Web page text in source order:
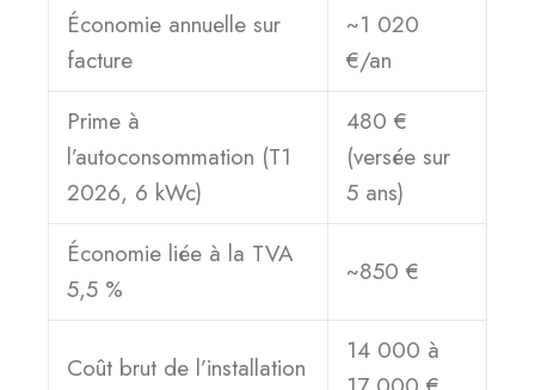
Économie annuelle sur
facture
~1 020
€/an
Prime à
l’autoconsommation (T1
2026, 6 kWc)
480 €
(versée sur
5 ans)
Économie liée à la TVA
5,5 %
~850 €
Coût brut de l’installation
14 000 à